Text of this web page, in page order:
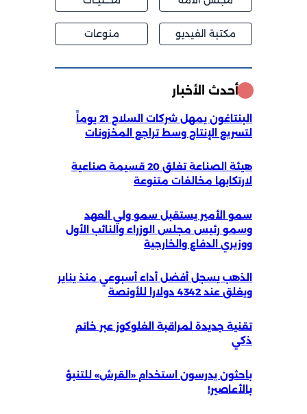
مكتبة الفيديو منوعات
أحدث الأخبار
البنتاغون يمهل شركات السلاح 21 يوماً
لتسريع الإنتاج وسط تراجع المخزونات
هيئة الصناعة تغلق 20 قسيمة صناعية
لارتكابها مخالفات متنوعة
سمو الأمير يستقبل سمو ولي العهد
وسمو رئيس مجلس الوزراء والنائب الأول
ووزيري الدفاع والخارجية
الذهب يسجل أفضل أداء أسبوعي منذ يناير
ويغلق عند 4342 دولارا للأونصة
تقنية جديدة لمراقبة الغلوكوز عبر خاتم
ذكي
باحثون يدرسون استخدام «القرش» للتنبؤ
بالأعاصير!